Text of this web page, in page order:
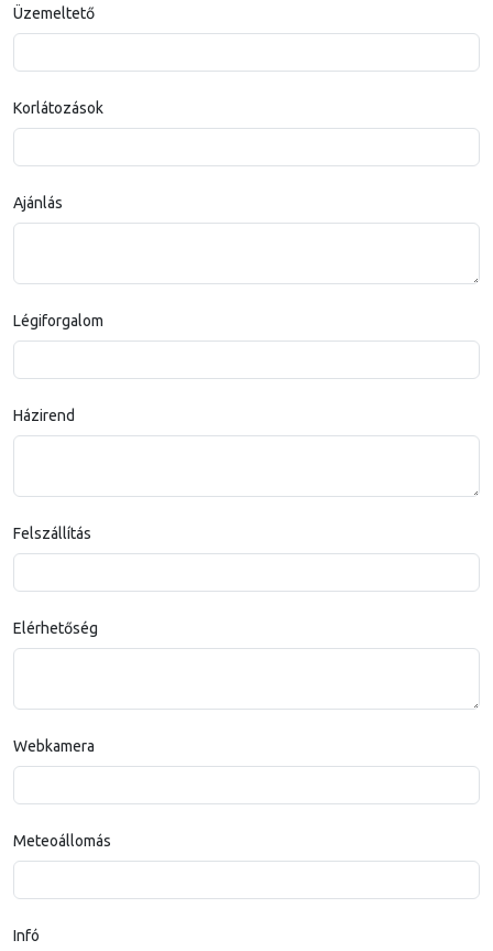
Üzemeltető
Korlátozások
Ajánlás
Légiforgalom
Házirend
Felszállítás
Elérhetőség
Webkamera
Meteoállomás
Infó